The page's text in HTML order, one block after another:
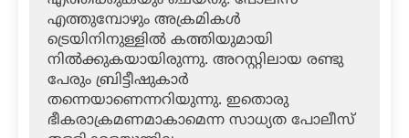
എത്തുമ്പോഴും അക്രമികള്‍
ട്രെയിനിനുള്ളില്‍ കത്തിയുമായി
നില്‍ക്കുകയായിരുന്നു. അറസ്റ്റിലായ രണ്ടു
പേരും ബ്രിട്ടീഷുകാര്‍
തന്നെയാണെന്നറിയുന്നു. ഇതൊരു
ഭീകരാക്രമണമാകാമെന്ന സാധ്യത പോലീസ്